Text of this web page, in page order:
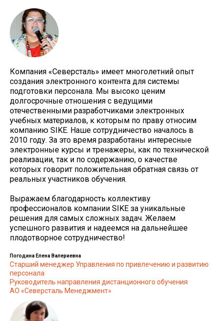
Компания «Северсталь» имеет многолетний опыт
создания электронного контента для системы
подготовки персонала. Мы высоко ценим
долгосрочные отношения с ведущими
отечественными разработчиками электронных
учебных материалов, к которым по праву относим
компанию SIKE. Наше сотрудничество началось в
2010 году. За это время разработаны интересные
электронные курсы и тренажеры, как по технической
реализации, так и по содержанию, о качестве
которых говорит положительная обратная связь от
реальных участников обучения.
Выражаем благодарность коллективу
профессионалов компании SIKE за уникальные
решения для самых сложных задач. Желаем
успешного развития и надеемся на дальнейшее
плодотворное сотрудничество!
Погодина Елена Валериевна
Старший менеджер Управления по привлечению и развитию
персонала
Руководитель направления дистанционного обучения
АО «Северсталь Менеджмент»